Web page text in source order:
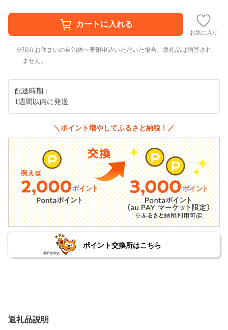
お気に入り
現在お住まいの自治体へ寄附申込いただいた場合、返礼品は贈答され
ません。
配送時期：
1週間以内に発送
＼ポイント増やしてふるさと納税！／
ポイント交換所はこちら
返礼品説明